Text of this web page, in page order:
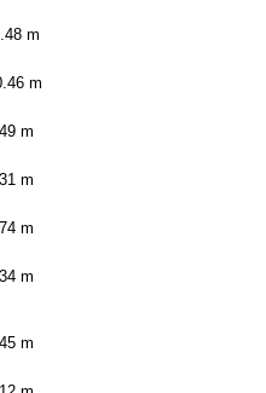
m
m
m
m
m
m
m